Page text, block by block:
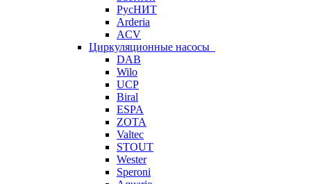
РусНИТ
Arderia
ACV
Циркуляционные насосы
DAB
Wilo
UCP
Biral
ESPA
ZOTA
Valtec
STOUT
Wester
Speroni